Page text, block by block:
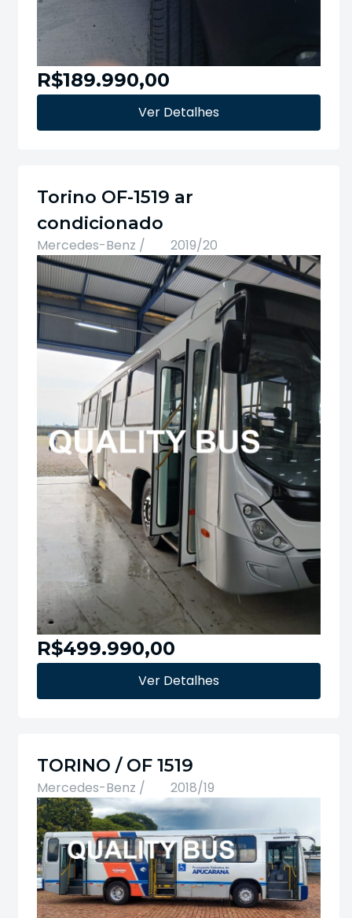
R$189.990,00
Ver Detalhes
Torino OF-1519 ar
condicionado
Mercedes-Benz / 2019/20
R$499.990,00
Ver Detalhes
TORINO / OF 1519
Mercedes-Benz / 2018/19